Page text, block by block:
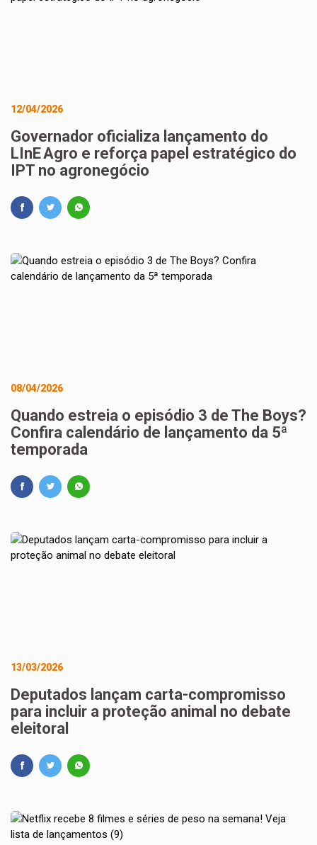
12/04/2026
Governador oficializa lançamento do
LInE Agro e reforça papel estratégico do
IPT no agronegócio
08/04/2026
Quando estreia o episódio 3 de The Boys?
Confira calendário de lançamento da 5ª
temporada
13/03/2026
Deputados lançam carta-compromisso
para incluir a proteção animal no debate
eleitoral